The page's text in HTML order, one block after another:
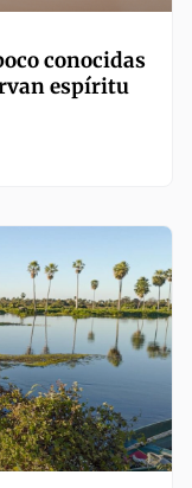
conocidas
espíritu